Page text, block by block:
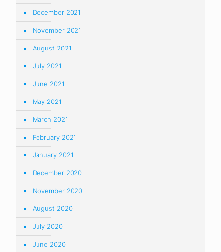
December 2021
November 2021
August 2021
July 2021
June 2021
May 2021
March 2021
February 2021
January 2021
December 2020
November 2020
August 2020
July 2020
June 2020